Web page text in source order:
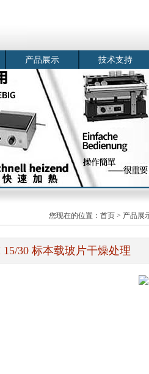
产品展示 技术支持
您现在的位置： 首页 > 产品展
30 标本载玻片干燥处理